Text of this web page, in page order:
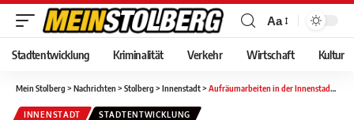
Aa
Stadtentwicklung Kriminalität Verkehr Wirtschaft Kultur
Mein Stolberg > Nachrichten > Stolberg > Innenstadt> Aufräumarbeiten in der Innenstadt sind in vollem Gange
INNENSTADT STADTENTWICKLUNG